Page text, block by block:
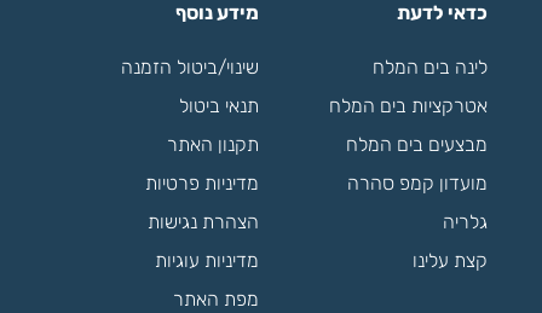
כדאי לדעת
לינה בים המלח
אטרקציות בים המלח
מבצעים בים המלח
מועדון קמפ סהרה
גלריה
קצת עלינו
מידע נוסף
שינוי/ביטול הזמנה
תנאי ביטול
תקנון האתר
מדיניות פרטיות
הצהרת נגישות
מדיניות עוגיות
מפת האתר